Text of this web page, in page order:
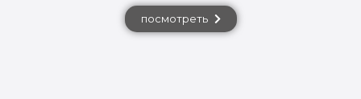
посмотреть